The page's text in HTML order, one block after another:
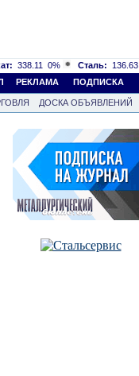
338.11 0% Сталь: 136.63
РЕКЛАМА ПОДПИСКА
ДОСКА ОБЪЯВЛЕНИЙ